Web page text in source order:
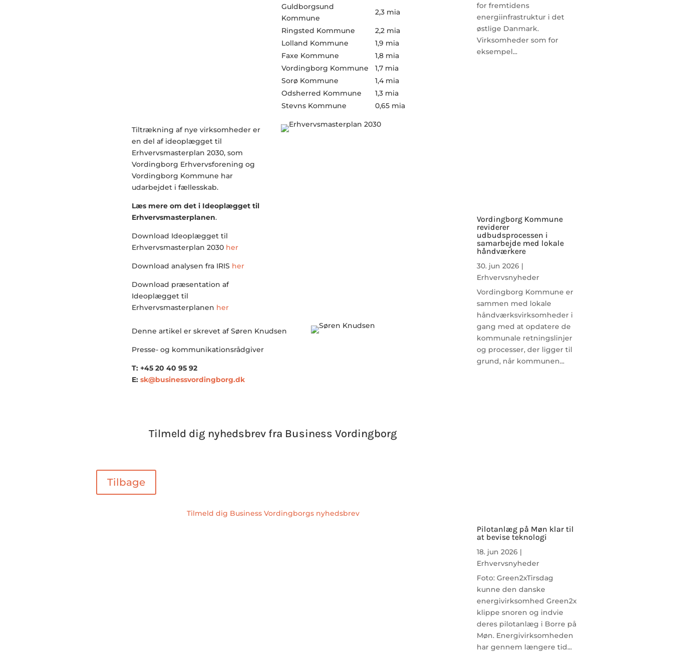
Guldborgsund
Kommune
2,3 mia
Ringsted Kommune
2,2 mia
Lolland Kommune
1,9 mia
Faxe Kommune
1,8 mia
Vordingborg Kommune
1,7 mia
Sorø Kommune
1,4 mia
Odsherred Kommune
1,3 mia
Stevns Kommune
0,65 mia
Tiltrækning af nye virksomheder er
en del af ideoplægget til
Erhvervsmasterplan 2030, som
Vordingborg Erhvervsforening og
Vordingborg Kommune har
udarbejdet i fællesskab.
Læs mere om det i Ideoplægget til
Erhvervsmasterplanen.
Download Ideoplægget til
Erhvervsmasterplan 2030 her
Download analysen fra IRIS her
Download præsentation af
Ideoplægget til
Erhvervsmasterplanen her
Denne artikel er skrevet af Søren Knudsen
Presse- og kommunikationsrådgiver
T: +45 20 40 95 92
E: sk@businessvordingborg.dk
Tilmeld dig nyhedsbrev fra Business Vordingborg
Tilbage
Tilmeld dig Business Vordingborgs nyhedsbrev
for fremtidens
energiinfrastruktur i det
østlige Danmark.
Virksomheder som for
eksempel...
Vordingborg Kommune
reviderer
udbudsprocessen i
samarbejde med lokale
håndværkere
30. jun 2026|
Erhvervsnyheder
Vordingborg Kommune er
sammen med lokale
håndværksvirksomheder i
gang med at opdatere de
kommunale retningslinjer
og processer, der ligger til
grund, når kommunen...
Pilotanlæg på Møn klar til
at bevise teknologi
18. jun 2026|
Erhvervsnyheder
Foto: Green2xTirsdag
kunne den danske
energivirksomhed Green2x
klippe snoren og indvie
deres pilotanlæg i Borre på
Møn. Energivirksomheden
har gennem længere tid...